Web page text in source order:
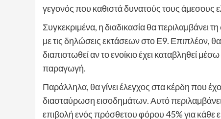
γεγονός που καθιστά δυνατούς τους άμεσους
Συγκεκριμένα, η διαδικασία θα
με τις δηλώσεις εκτάσεων στο Ε9. Επιπλέον, θα
διαπιστωθεί αν το ενοίκιο έχει καταβληθεί
παραγωγή.
Παράλληλα, θα γίνει έλεγχος στα κέρδη που
διασταύρωση εισοδημάτων. Αυτό
επιβολή ενός πρόσθετου φόρου 45% για κάθε